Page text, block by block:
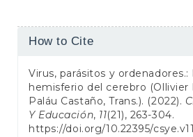
Article
How to Cite
Virus, parásitos y
hemisferio del cerebro (Ollivier
Paláu Castaño, Trans.). (2022).
Y Educación, 11(21), 263-304.
https://doi.org/10.22395/